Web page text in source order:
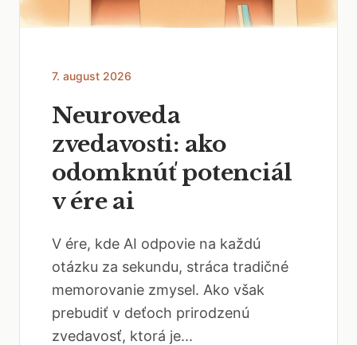
7. august 2026
Neuroveda
zvedavosti: ako
odomknúť potenciál
v ére ai
V ére, kde AI odpovie na každú
otázku za sekundu, stráca tradičné
memorovanie zmysel. Ako však
prebudiť v deťoch prirodzenú
zvedavosť, ktorá je...